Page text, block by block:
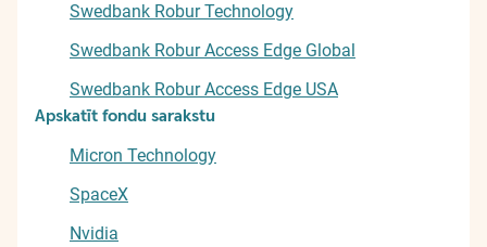
Swedbank Robur Technology
Swedbank Robur Access Edge Global
Swedbank Robur Access Edge USA
Apskatīt fondu sarakstu
Micron Technology
SpaceX
Nvidia